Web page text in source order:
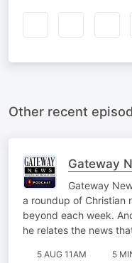
Other recent
Gateway
Gateway
a roundup of Christian
beyond each week.
he relates the news
5 AUG 11AM 5